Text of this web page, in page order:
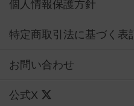
個人情報保護方針
特定商取引法に基づく表
お問い合わせ
公式X